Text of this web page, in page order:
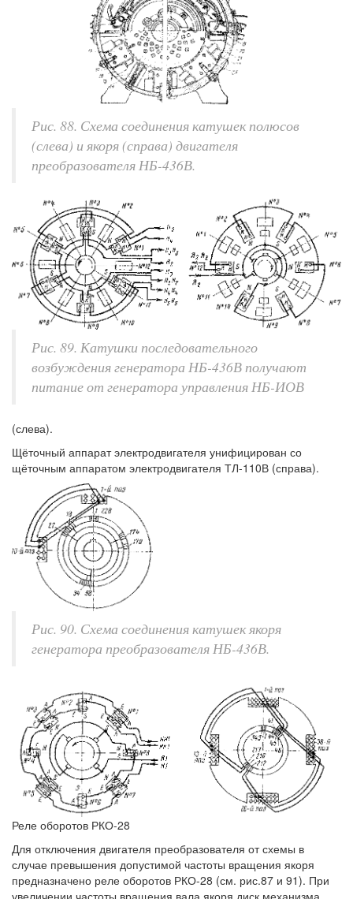
Рис. 88. Схема соединения катушек полюсов
(слева) и якоря (справа) двигателя
преобразователя НБ-436В.
Рис. 89. Катушки последовательного
возбуждения генератора НБ-436В получают
питание от генератора управления НБ-ИОВ
(слева).
Щёточный аппарат электродвигателя унифицирован со
щёточным аппаратом электродвигателя ТЛ-110В (справа).
Рис. 90. Схема соединения катушек якоря
генератора преобразователя НБ-436В.
Реле оборотов РКО-28
Для отключения двигателя преобразователя от схемы в
случае превышения допустимой частоты вращения якоря
предназначено реле оборотов РКО-28 (см. рис.87 и 91). При
увеличении частоты вращения вала якоря диск механизма